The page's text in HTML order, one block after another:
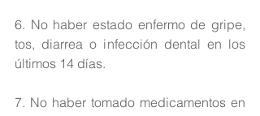
6. No haber estado enfermo de gripe,
tos, diarrea o infección dental en los
últimos 14 días.
7. No haber tomado medicamentos en